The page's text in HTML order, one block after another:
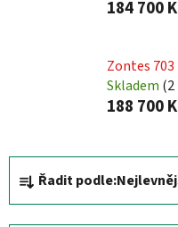
184 700
Zontes 703
Skladem (2
188 700
Ř
a
z
Řadit podle: